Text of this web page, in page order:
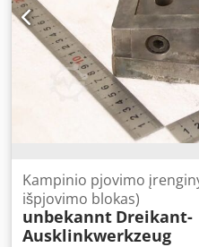
Kampinio pjovimo
išpjovimo blokas)
unbekannt Dreikant-
Ausklinkwerkzeug